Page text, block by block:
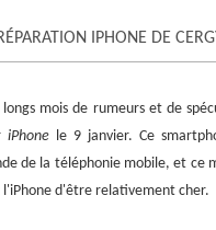
IPHONE DE
mois de rumeurs et de
iPhone le 9 janvier. Ce
de la téléphonie mobile, et ce
l'iPhone d'être relativement cher.